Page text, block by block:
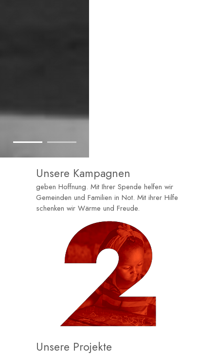
Unsere Kampagnen
geben Hoffnung. Mit Ihrer Spende helfen wir
Gemeinden und Familien in Not. Mit ihrer Hilfe
schenken wir Wärme und Freude.
Unsere Projekte